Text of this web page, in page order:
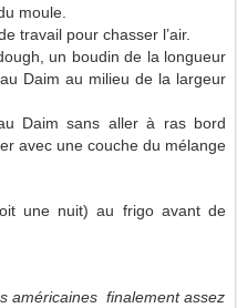
moule.
travail pour chasser l’air.
un boudin de la longueur
Daim au milieu de la largeur
Daim sans aller à ras bord
avec une couche du mélange
une nuit) au frigo avant de
américaines finalement assez